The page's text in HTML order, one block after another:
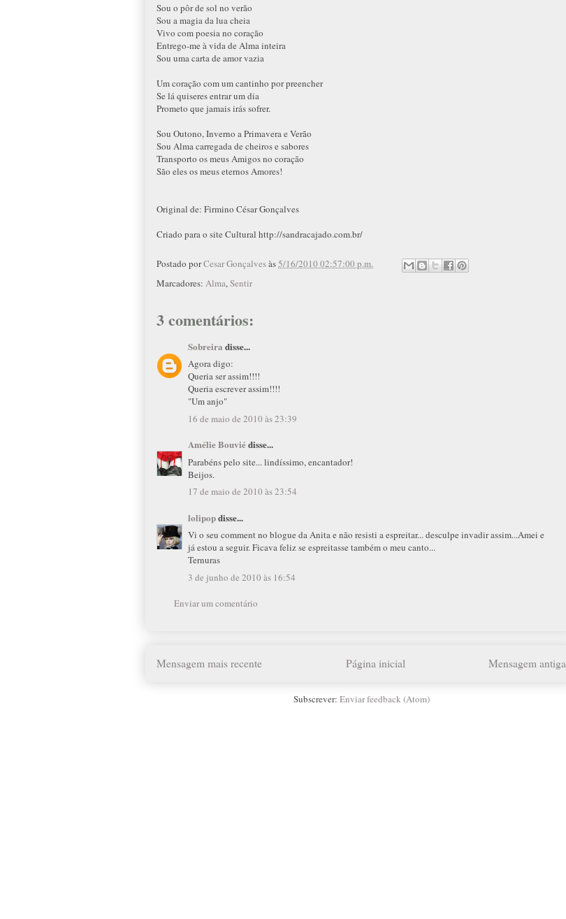
Sou o pôr de sol no verão
Sou a magia da lua cheia
Vivo com poesia no coração
Entrego-me à vida de Alma inteira
Sou uma carta de amor vazia
Um coração com um cantinho por preencher
Se lá quiseres entrar um dia
Prometo que jamais irás sofrer.
Sou Outono, Inverno a Primavera e Verão
Sou Alma carregada de cheiros e sabores
Transporto os meus Amigos no coração
São eles os meus eternos Amores!
Original de: Firmino César Gonçalves
Criado para o site Cultural http://sandracajado.com.br/
Postado porCesar Gonçalvesàs5/16/2010 02:57:00 p.m.
Marcadores: Alma,Sentir
3 comentários:
Sobreira disse...
Agora digo:
Queria ser assim!!!!
Queria escrever assim!!!!
"Um anjo"
16 de maio de 2010 às 23:39
Amélie Bouviédisse...
Parabéns pelo site... lindíssimo, encantador!
Beijos.
17 de maio de 2010 às 23:54
lolipopdisse...
Vi o seu comment no blogue da Anita e não resisti a espreitar... desculpe invadir assim...Amei e
já estou a seguir. Ficava feliz se espreitasse também o meu canto...
Ternuras
3 de junho de 2010 às 16:54
Enviar um comentário
Mensagem mais recente Mensagem antiga
Página inicial
Subscrever: Enviar feedback (Atom)